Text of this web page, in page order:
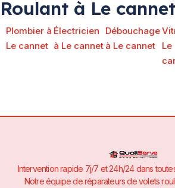
Roulant à Le cannet
Plombier à
Le cannet
Électricien
à Le cannet
Débouchage
à Le cannet
Le
Intervention rapide 7j/7 et 24h/24 dans
Notre équipe de réparateurs de volets